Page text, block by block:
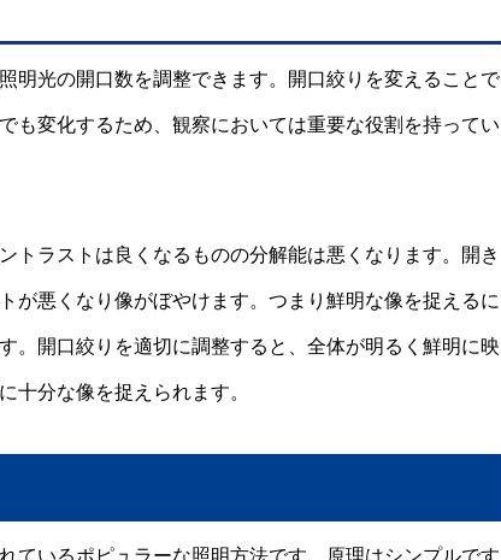
明光の開口数を調整できます。開口絞りを変えることで
も変化するため、観察においては重要な役割を持ってい
トラストは良くなるものの分解能は悪くなります。開き
が悪くなり像がぼやけます。つまり鮮明な像を捉えるに
。開口絞りを適切に調整すると、全体が明るく鮮明に映
十分な像を捉えられます。
ているポピュラーな照明方法です。原理はシンプルです